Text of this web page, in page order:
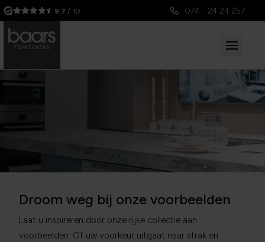
9.7 / 10 074 - 24 24 257
Droom weg bij onze voorbeelden
Laat u inspireren door onze rijke collectie aan
voorbeelden. Of uw voorkeur uitgaat naar strak en